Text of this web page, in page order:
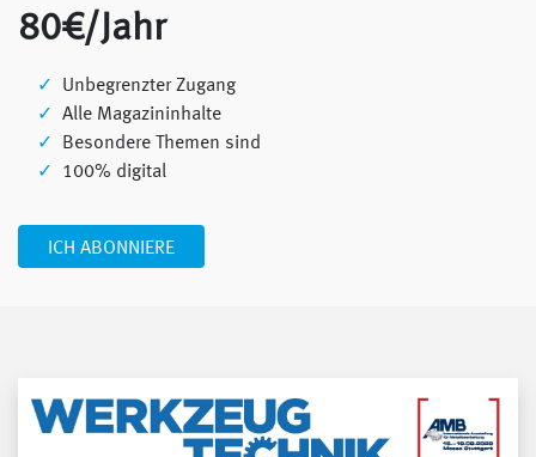
80€/Jahr
Unbegrenzter Zugang
Alle Magazininhalte
Besondere Themen sind
100% digital
ICH ABONNIERE